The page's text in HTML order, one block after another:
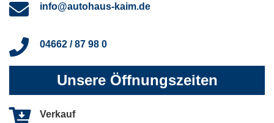
info@autohaus-kaim.de
04662 / 87 98 0
Unsere Öffnungszeiten
Verkauf